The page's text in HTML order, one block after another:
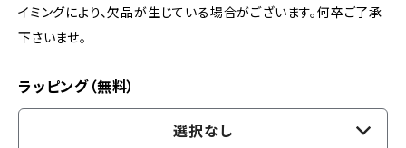
イミングにより、欠品が生じている場合がございます。何卒ご了承
下さいませ。
ラッピング（無料）
選択なし